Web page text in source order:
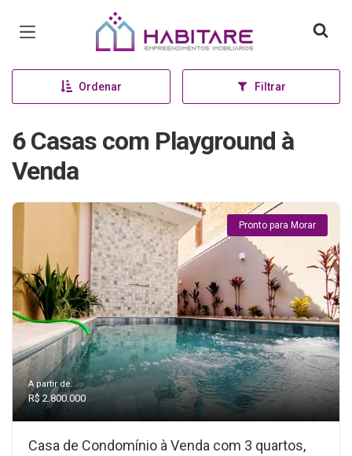
Página inicial
Ordenar Filtrar
6 Casas com Playground à
Venda
Pronto para Morar
A partir de:
R$ 2.800.000
Casa de Condomínio à Venda com 3 quartos,